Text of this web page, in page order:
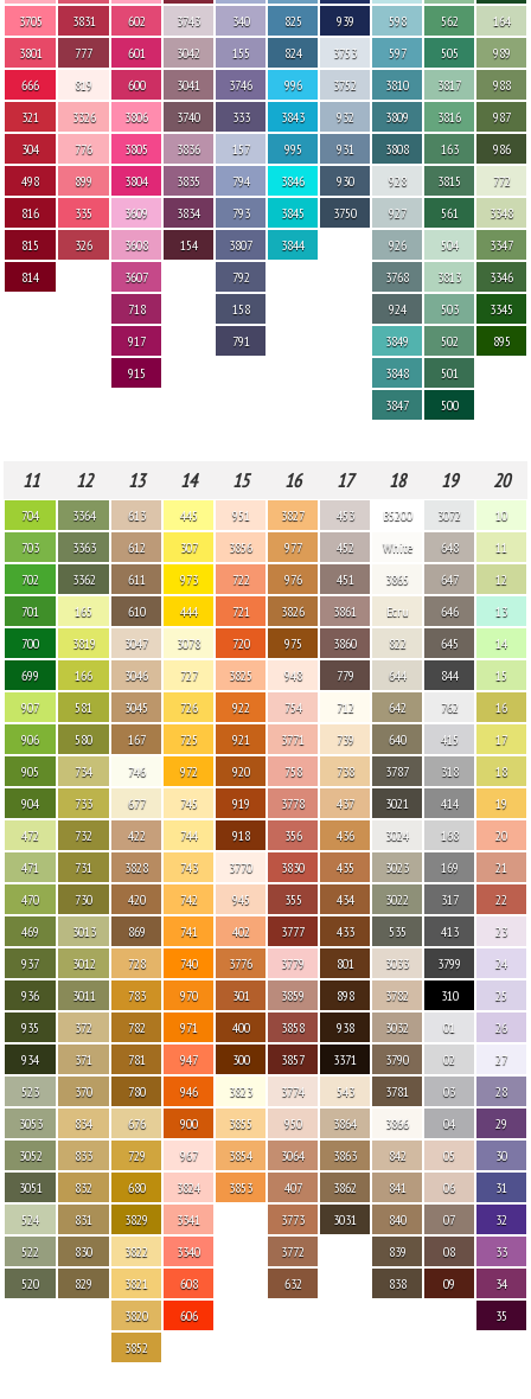
3705
3801
666
321
304
498
816
815
814
3831
777
819
3326
776
899
335
326
602
601
600
3806
3805
3804
3609
3608
3607
718
917
915
3743
3042
3041
3740
3836
3835
3834
154
340
155
3746
333
157
794
793
3807
792
158
791
825
824
996
3843
995
3846
3845
3844
939
3753
3752
932
931
930
3750
598
597
3810
3809
3808
928
927
926
3768
924
3849
3848
3847
562
505
3817
3816
163
3815
561
504
3813
503
502
501
500
164
989
988
987
986
772
3348
3347
3346
3345
895
11 12 13 14 15 16 17 18 19 20
704
703
702
701
700
699
907
906
905
904
472
471
470
469
937
936
935
934
523
3053
3052
3051
524
522
520
3364
3363
3362
165
3819
166
581
580
734
733
732
731
730
3013
3012
3011
372
371
370
834
833
832
831
830
829
613
612
611
610
3047
3046
3045
167
746
677
422
3828
420
869
728
783
782
781
780
676
729
680
3829
3822
3821
3820
3852
445
307
973
444
3078
727
726
725
972
745
744
743
742
741
740
970
971
947
946
900
967
3824
3341
3340
608
606
951
3856
722
721
720
3825
922
921
920
919
918
3770
945
402
3776
301
400
300
3823
3855
3854
3853
3827
977
976
3826
975
948
754
3771
758
3778
356
3830
355
3777
3779
3859
3858
3857
3774
950
3064
407
3773
3772
632
453
452
451
3861
3860
779
712
739
738
437
436
435
434
433
801
898
938
3371
543
3864
3863
3862
3031
B5200
White
3865
Ecru
822
644
642
640
3787
3021
3024
3023
3022
535
3033
3782
3032
3790
3781
3866
842
841
840
839
838
3072
648
647
646
645
844
762
415
318
414
168
169
317
413
3799
310
01
02
03
04
05
06
07
08
09
10
11
12
13
14
15
16
17
18
19
20
21
22
23
24
25
26
27
28
29
30
31
32
33
34
35